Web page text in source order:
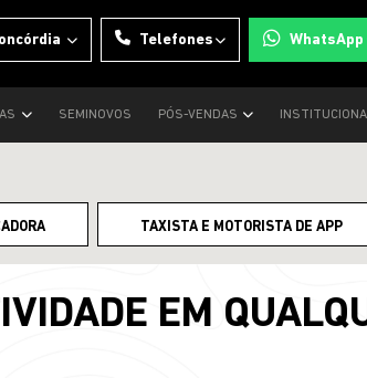
Telefones WhatsApp
SEMINOVOS PÓS-VENDAS
TAXISTA E MOTORISTA DE APP
EM